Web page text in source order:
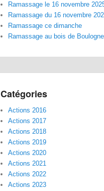
Ramassage le 16 novembre
Ramassage du 16 novembre
Ramassage ce dimanche
Ramassage au bois de
Catégories
Actions 2016
Actions 2017
Actions 2018
Actions 2019
Actions 2020
Actions 2021
Actions 2022
Actions 2023